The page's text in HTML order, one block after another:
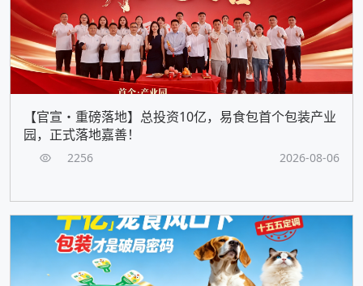
【官宣・重磅落地】总投资10亿，易食包首个包装产业
园，正式落地嘉善！
2256 2026-08-06